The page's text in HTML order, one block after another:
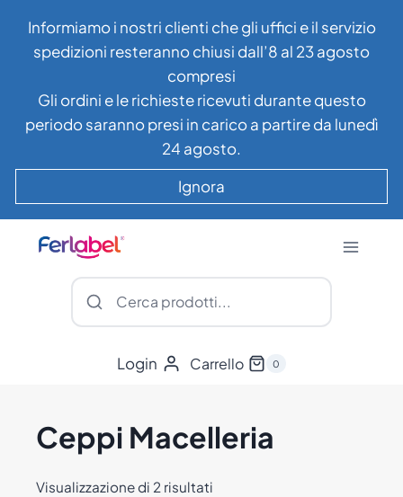
contenuto
Informiamo i nostri clienti che gli uffici e il servizio
spedizioni resteranno chiusi dall’8 al 23 agosto
compresi
Gli ordini e le richieste ricevuti durante questo
periodo saranno presi in carico a partire da lunedì
24 agosto.
Ignora
Login Carrello 0
Ceppi Macelleria
Visualizzazione di 2 risultati